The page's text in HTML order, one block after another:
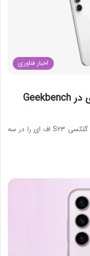
اخبار فناوری
نوع پردازنده گلکسی S23 اف ای در Geekbench
طبق گزارش‌های اخیر، سامسونگ برنامه دارد گلکسی S23 اف ای را در سه